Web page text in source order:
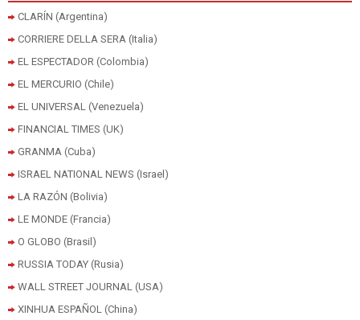
CLARÍN (Argentina)
CORRIERE DELLA SERA (Italia)
EL ESPECTADOR (Colombia)
EL MERCURIO (Chile)
EL UNIVERSAL (Venezuela)
FINANCIAL TIMES (UK)
GRANMA (Cuba)
ISRAEL NATIONAL NEWS (Israel)
LA RAZÓN (Bolivia)
LE MONDE (Francia)
O GLOBO (Brasil)
RUSSIA TODAY (Rusia)
WALL STREET JOURNAL (USA)
XINHUA ESPAÑOL (China)